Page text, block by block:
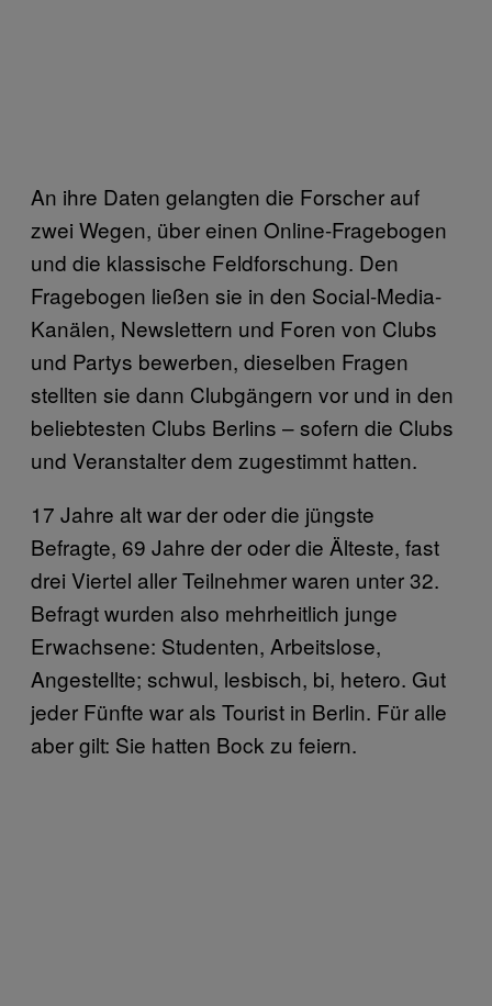
An ihre Daten gelangten die Forscher auf
zwei Wegen, über einen Online-Fragebogen
und die klassische Feldforschung. Den
Fragebogen ließen sie in den Social-Media-
Kanälen, Newslettern und Foren von Clubs
und Partys bewerben, dieselben Fragen
stellten sie dann Clubgängern vor und in den
beliebtesten Clubs Berlins – sofern die Clubs
und Veranstalter dem zugestimmt hatten.
17 Jahre alt war der oder die jüngste
Befragte, 69 Jahre der oder die Älteste, fast
drei Viertel aller Teilnehmer waren unter 32.
Befragt wurden also mehrheitlich junge
Erwachsene: Studenten, Arbeitslose,
Angestellte; schwul, lesbisch, bi, hetero. Gut
jeder Fünfte war als Tourist in Berlin. Für alle
aber gilt: Sie hatten Bock zu feiern.